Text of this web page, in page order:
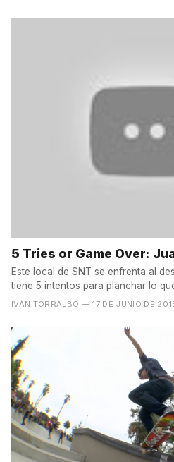
5 Tries or Game Over:
Este local de SNT se enfrenta al
tiene 5 intentos para planchar lo
IVÁN TORRALBO — 17 DE JUNIO DE